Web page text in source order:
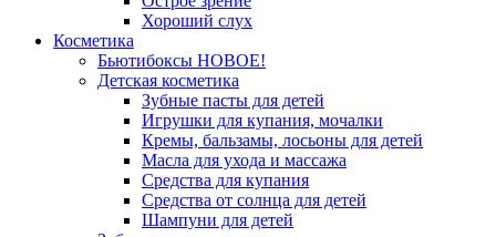
Хороший слух
Косметика
Бьютибоксы НОВОЕ!
Детская косметика
Зубные пасты для детей
Игрушки для купания, мочалки
Кремы, бальзамы, лосьоны для детей
Масла для ухода и массажа
Средства для купания
Средства от солнца для детей
Шампуни для детей